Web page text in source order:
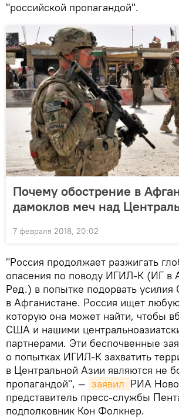
"российской пропагандой".
Почему обострение в
дамоклов меч над
7 февраля 2018, 20:02
"Россия продолжает разжигать
опасения по поводу ИГИЛ-К (ИГ в
Ред.) в попытке подорвать
в Афганистане. Россия ищет
которую она может найти, чтобы
США и нашими
партнерами. Эти беспочвенные
о попытках ИГИЛ-К захватить
в Центральной Азии являются не
пропагандой", — заявил РИА
представитель пресс-службы
подполковник Кон Фолкнер.